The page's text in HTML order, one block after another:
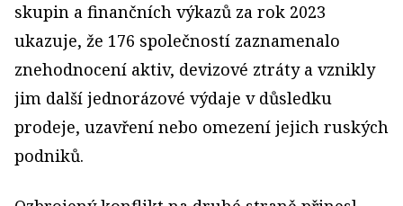
skupin a finančních výkazů za rok 2023
ukazuje, že 176 společností zaznamenalo
znehodnocení aktiv, devizové ztráty a vznikly
jim další jednorázové výdaje v důsledku
prodeje, uzavření nebo omezení jejich ruských
podniků.